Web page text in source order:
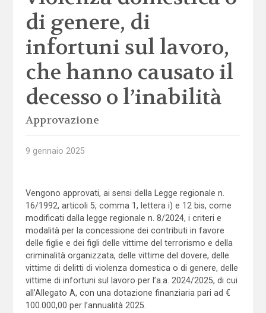
di genere, di
infortuni sul lavoro,
che hanno causato il
decesso o l’inabilità
Approvazione
9 gennaio 2025
Vengono approvati, ai sensi della Legge regionale n.
16/1992, articoli 5, comma 1, lettera i) e 12 bis, come
modificati dalla legge regionale n. 8/2024, i criteri e
modalità per la concessione dei contributi in favore
delle figlie e dei figli delle vittime del terrorismo e della
criminalità organizzata, delle vittime del dovere, delle
vittime di delitti di violenza domestica o di genere, delle
vittime di infortuni sul lavoro per l’a.a. 2024/2025, di cui
all’Allegato A, con una dotazione finanziaria pari ad €
100.000,00 per l’annualità 2025.